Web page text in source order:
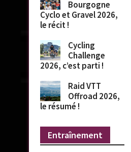
Bourgogne
Cyclo et Gravel 2026,
le récit !
Cycling
Challenge
2026, c’est parti !
Raid VTT
Offroad 2026,
le résumé !
Entraînement